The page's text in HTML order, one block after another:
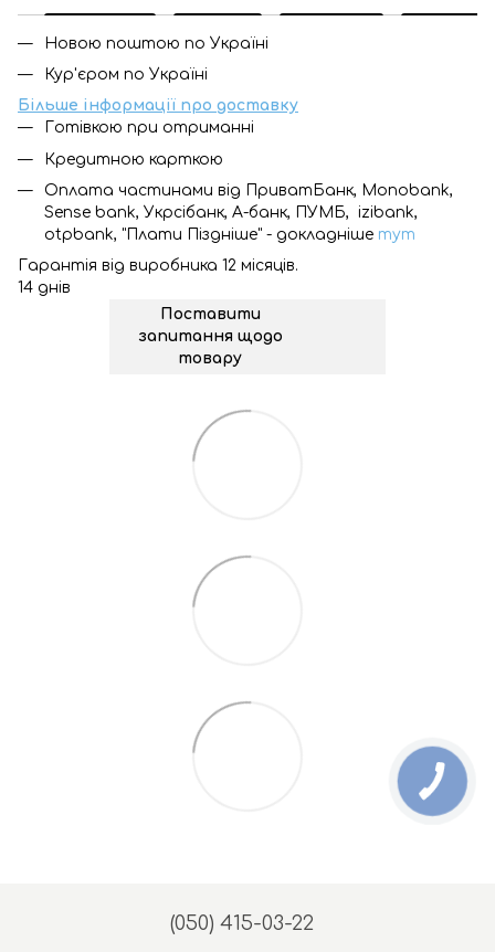
Новою поштою по Україні
Кур'єром по Україні
Більше інформації про доставку
Готівкою при отриманні
Кредитною карткою
Оплата частинами від ПриватБанк, Monobank,
Sense bank, Укрсібанк, А-банк, ПУМБ, izibank,
otpbank, "Плати Піздніше" - докладніше тут
Гарантія від виробника 12 місяців.
14 днів
Поставити
запитання щодо
товару
(050) 415-03-22